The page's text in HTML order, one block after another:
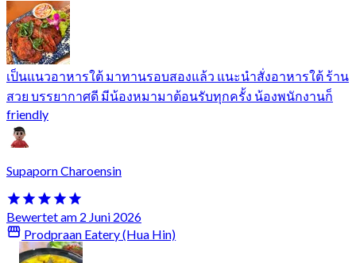
เป็นแนวอาหารใต้ มาทานรอบสองแล้ว แนะนำสั่งอาหารใต้ ร้าน
สวย บรรยากาศดี มีน้องหมามาต้อนรับทุกครั้ง น้องพนักงานก็
friendly
Supaporn Charoensin
Bewertet am 2 Juni 2026
Prodpraan Eatery (Hua Hin)